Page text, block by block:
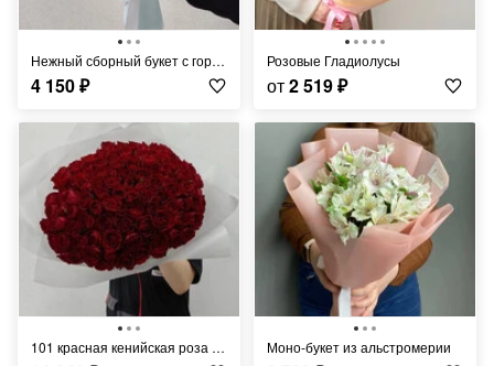
Нежный сборный букет с гортензией и эустомой
4 150₽
Розовые Гладиолусы
от2 519₽
101 красная кенийская роза 40см Моно-букет из альстромерии